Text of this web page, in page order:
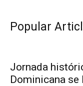
Popular
Jornada
Dominicana